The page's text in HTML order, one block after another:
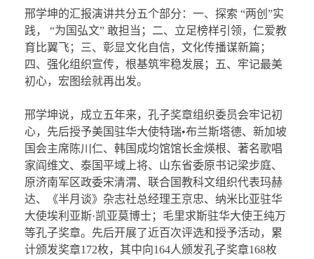
邢学坤的汇报演讲共分五个部分：一、探索 “两创”实
践， “为国弘文” 敢担当；二、立足榜样引领，仁爱教
育比翼飞；三、彰显文化自信，文化传播谋新篇；
四、强化组织宣传，根基筑牢稳发展；五、牢记最美
初心，宏图绘就再出发。
邢学坤说，成立五年来，孔子奖章组织委员会牢记初
心，先后授予美国驻华大使特瑞•布兰斯塔德、新加坡
国会主席陈川仁、韩国成均馆馆长金煐根、著名歌唱
家阎维文、泰国平域上将、山东省委原书记梁步庭、
原济南军区政委宋清渭、联合国教科文组织代表玛赫
达、《半月谈》杂志社总经理王京忠、纳米比亚驻华
大使埃利亚斯·凯亚莫博士；毛里求斯驻华大使王纯万
等孔子奖章。先后开展了近百次评选和授予活动，累
计颁发奖章172枚，其中向164人颁发孔子奖章168枚